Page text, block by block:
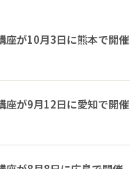
が10月3日に熊本で開催
が9月12日に愛知で開催